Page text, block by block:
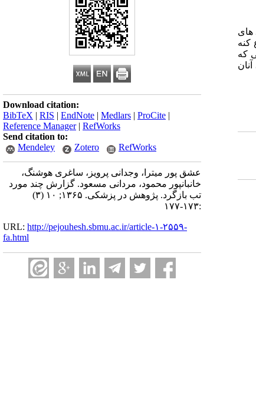
Download citation:
BibTeX | RIS | EndNote | Medlars | ProCite |
Reference Manager| RefWorks
Send citation to:
Mendeley
Zotero RefWorks
عشق پور میترا، وجدانی پرویز، ساغری هوشنگ،
خانبانپور محمود، مردانی مسعود. گزارش چند مورد
تب بازگرد. پژوهش در پزشکی. ۱۳۶۵; ۱۰ (۳)
:۱۷۳-۱۷۷
URL: http://pejouhesh.sbmu.ac.ir/article-۱-۲۵۵۹-
fa.html
های
کنه
که